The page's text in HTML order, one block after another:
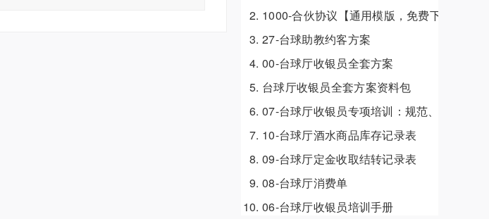
1000-合伙协议【通用模版，免费下载】
27-台球助教约客方案
00-台球厅收银员全套方案
台球厅收银员全套方案资料包
07-台球厅收银员专项培训：规范、服务与合
10-台球厅酒水商品库存记录表
09-台球厅定金收取结转记录表
08-台球厅消费单
06-台球厅收银员培训手册